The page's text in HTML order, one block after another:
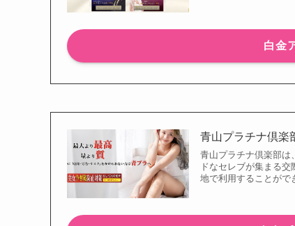
白金
青山プラチナ倶楽
青山プラチナ倶楽部は
ドなセレブが集まる
地で利用することがで